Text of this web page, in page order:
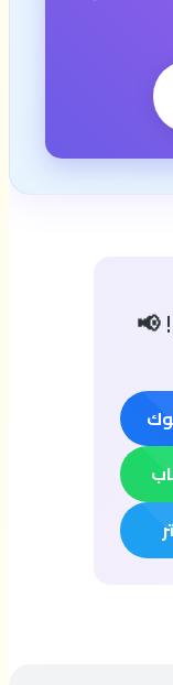
📢